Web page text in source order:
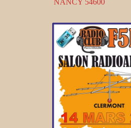
NANCY 54600